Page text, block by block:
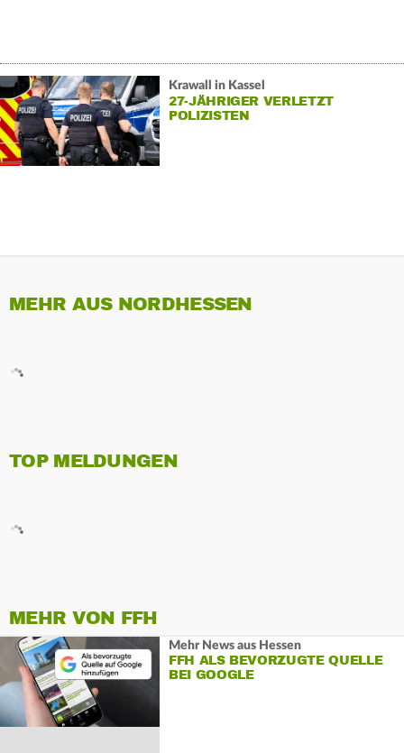
Krawall in Kassel
27-JÄHRIGER VERLETZT
POLIZISTEN
MEHR AUS NORDHESSEN
TOP MELDUNGEN
MEHR VON FFH
Mehr News aus Hessen
FFH ALS BEVORZUGTE QUELLE
BEI GOOGLE